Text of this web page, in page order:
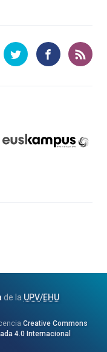
de la UPV/EHU
Creative Commons
4.0 Internacional